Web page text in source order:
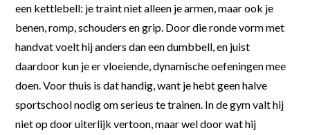
een kettlebell: je traint niet alleen je armen, maar ook je
benen, romp, schouders en grip. Door die ronde vorm met
handvat voelt hij anders dan een dumbbell, en juist
daardoor kun je er vloeiende, dynamische oefeningen mee
doen. Voor thuis is dat handig, want je hebt geen halve
sportschool nodig om serieus te trainen. In de gym valt hij
niet op door uiterlijk vertoon, maar wel door wat hij